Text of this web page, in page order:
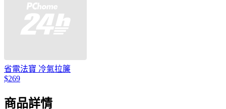
省電法寶 冷氣拉簾
$269
商品詳情